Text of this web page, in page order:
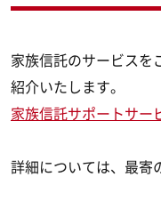
家族信託のサービスを
紹介いたします。
家族信託サポートサー
詳細については、最寄